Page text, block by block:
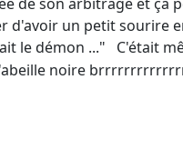
d'avoir un petit sourire
le démon ..." C'était
noire